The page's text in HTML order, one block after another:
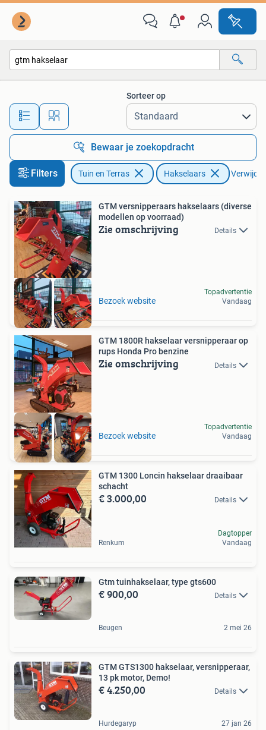
Alle afstanden…
Sorteer op
Bewaar je zoekopdracht
Filters Tuin en Terras Hakselaars
GTM versnipperaars hakselaars (diverse
modellen op voorraad)
Zie omschrijving Details
Bezoek website
Topadvertentie
Vandaag
GTM 1800R hakselaar versnipperaar op
rups Honda Pro benzine
Zie omschrijving Details
Bezoek website
Topadvertentie
Vandaag
GTM 1300 Loncin hakselaar draaibaar
schacht
€ 3.000,00 Details
Renkum
Dagtopper
Vandaag
Gtm tuinhakselaar, type gts600
€ 900,00 Details
Beugen 2 mei 26
GTM GTS1300 hakselaar, versnipperaar,
13 pk motor, Demo!
€ 4.250,00 Details
Hurdegaryp 27 jan 26